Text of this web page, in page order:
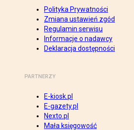
Polityka Prywatności
Zmiana ustawień zgód
Regulamin serwisu
Informacje o nadawcy
Deklaracja dostępności
PARTNERZY
E-kiosk.pl
E-gazety.pl
Nexto.pl
Mała księgowość